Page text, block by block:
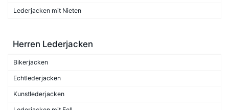
Lederjacken mit Nieten
Herren Lederjacken
Bikerjacken
Echtlederjacken
Kunstlederjacken